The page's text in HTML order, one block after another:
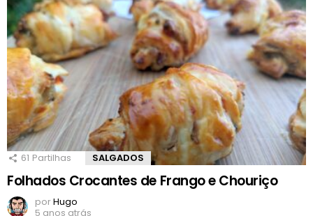
61 Partilhas SALGADOS
Folhados Crocantes de Frango e Chouriço
porHugo
5 anos atrás